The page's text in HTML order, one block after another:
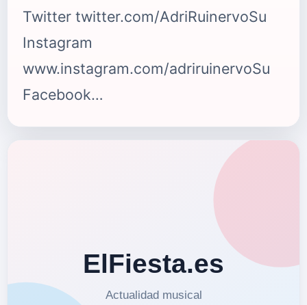
Twitter twitter.com/AdriRuinervoSu
Instagram
www.instagram.com/adriruinervoSu
Facebook